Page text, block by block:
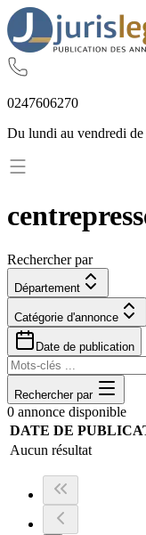
0247606270
Du lundi au vendredi
Rechercher par
Département
Catégorie d'annonce
Date de publication
Rechercher par
0 annonce disponible
DATE DE
Aucun résultat